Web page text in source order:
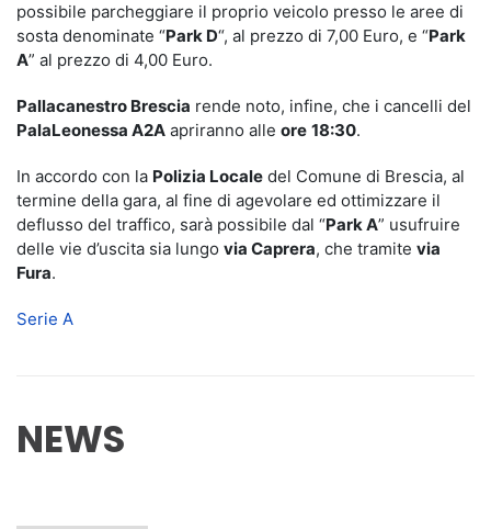
possibile parcheggiare il proprio veicolo presso le aree di
sosta denominate “Park D“, al prezzo di 7,00 Euro, e “Park
A” al prezzo di 4,00 Euro.
Pallacanestro Brescia rende noto, infine, che i cancelli del
PalaLeonessa A2A apriranno alle ore 18:30.
In accordo con la Polizia Locale del Comune di Brescia, al
termine della gara, al fine di agevolare ed ottimizzare il
deflusso del traffico, sarà possibile dal “Park A” usufruire
delle vie d’uscita sia lungo via Caprera, che tramite via
Fura.
Serie A
NEWS